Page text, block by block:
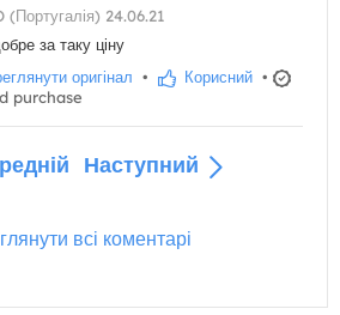
(Португалія) 24.06.21
за таку ціну
оригінал • Корисний •
purchase
Наступний
всі коментарі